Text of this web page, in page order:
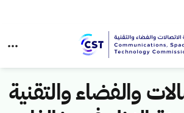
والفضاء والتقنية